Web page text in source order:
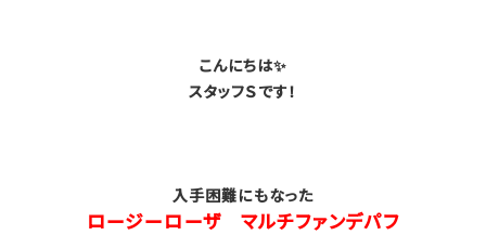
こんにちは✨
スタッフＳです！
入手困難にもなった
ロージーローザ マルチファンデパフ